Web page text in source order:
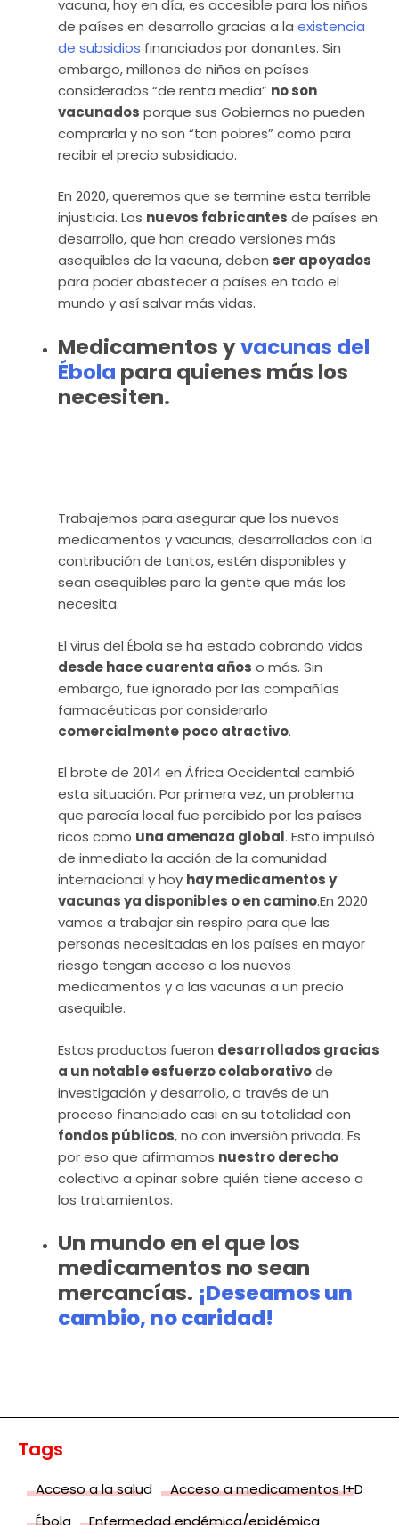
vacuna, hoy en día, es accesible para los niños
de países en desarrollo gracias a la existencia
de subsidios financiados por donantes. Sin
embargo, millones de niños en países
considerados “de renta media” no son
vacunados porque sus Gobiernos no pueden
comprarla y no son “tan pobres” como para
recibir el precio subsidiado.
En 2020, queremos que se termine esta terrible
injusticia. Los nuevos fabricantes de países en
desarrollo, que han creado versiones más
asequibles de la vacuna, deben ser apoyados
para poder abastecer a países en todo el
mundo y así salvar más vidas.
Medicamentos yvacunas del
Ébola para quienes más los
necesiten.
Trabajemos para asegurar que los nuevos
medicamentos y vacunas, desarrollados con la
contribución de tantos, estén disponibles y
sean asequibles para la gente que más los
necesita.
El virus del Ébola se ha estado cobrando vidas
desde hace cuarenta años o más. Sin
embargo, fue ignorado por las compañías
farmacéuticas por considerarlo
comercialmente poco atractivo.
El brote de 2014 en África Occidental cambió
esta situación. Por primera vez, un problema
que parecía local fue percibido por los países
ricos como una amenaza global. Esto impulsó
de inmediato la acción de la comunidad
internacional y hoy hay medicamentos y
vacunas ya disponibles o en camino.En 2020
vamos a trabajar sin respiro para que las
personas necesitadas en los países en mayor
riesgo tengan acceso a los nuevos
medicamentos y a las vacunas a un precio
asequible.
Estos productos fueron desarrollados gracias
a un notable esfuerzo colaborativode
investigación y desarrollo, a través de un
proceso financiado casi en su totalidad con
fondos públicos, no con inversión privada. Es
por eso que afirmamos nuestro derecho
colectivo a opinar sobre quién tiene acceso a
los tratamientos.
Un mundo en el que los
medicamentos no sean
mercancías. ¡Deseamos un
cambio, no caridad!
Tags
Acceso a la salud
Acceso a medicamentos I+D
Ébola
Enfermedad endémica/epidémica